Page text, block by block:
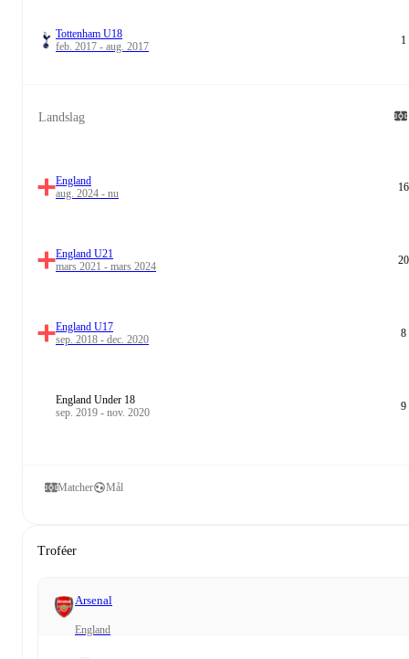
Tottenham U18
feb. 2017 - aug. 2017
1
Landslag
England
aug. 2024 - nu
16
England U21
mars 2021 - mars 2024
20
England U17
sep. 2018 - dec. 2020
8
England Under 18
sep. 2019 - nov. 2020
9
Matcher Mål
Troféer
Arsenal
England